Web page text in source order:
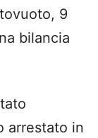
9
bilancia
arrestato in